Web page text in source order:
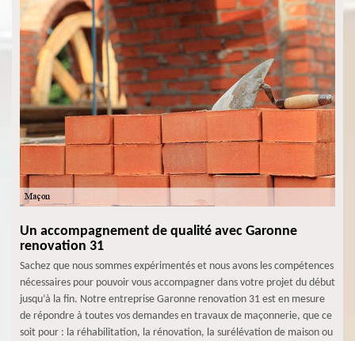
Un accompagnement de qualité avec Garonne
renovation 31
Sachez que nous sommes expérimentés et nous avons les compétences
nécessaires pour pouvoir vous accompagner dans votre projet du début
jusqu’à la fin. Notre entreprise Garonne renovation 31 est en mesure
de répondre à toutes vos demandes en travaux de maçonnerie, que ce
soit pour : la réhabilitation, la rénovation, la surélévation de maison ou